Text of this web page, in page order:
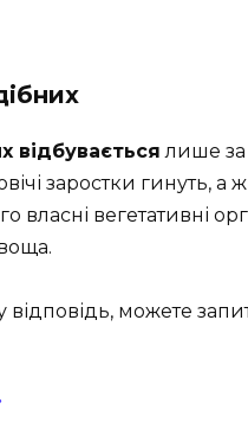
відбувається лише за
заростки гинуть, а
власні вегетативні
можете